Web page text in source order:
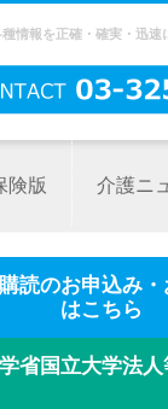
情報を正確・確実・迅速
険版 介護ニ
読のお申込み
はこちら
省国立大学法